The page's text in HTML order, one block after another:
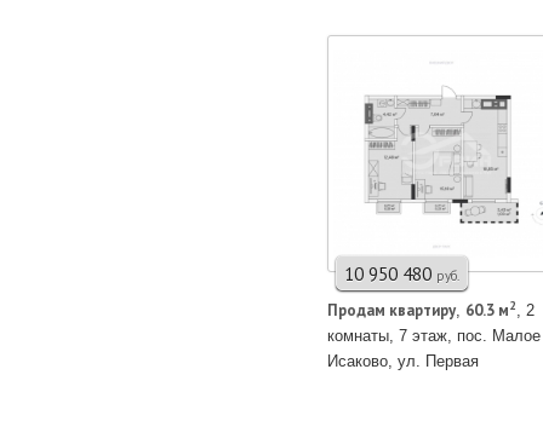
10 950 480 руб.
Продам квартирy, 60.3 м2
, 2
комнаты, 7 этаж, пос. Малое
Исаково, ул. Первая